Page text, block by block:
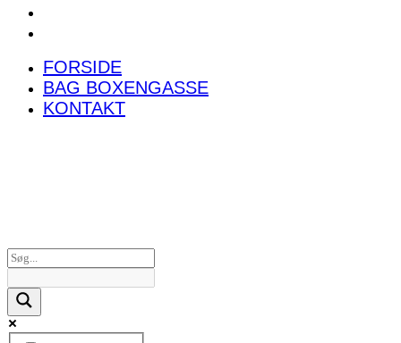
FORSIDE
BAG BOXENGASSE
KONTAKT